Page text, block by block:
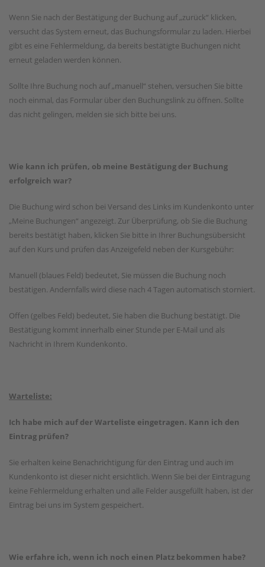
Wenn Sie nach der Bestätigung der Buchung auf „zurück“ klicken,
versucht das System erneut, das Buchungsformular zu laden. Hierbei
gibt es eine Fehlermeldung, da bereits bestätigte Buchungen nicht
erneut geladen werden können.
Sollte Ihre Buchung noch auf „manuell“ stehen, versuchen Sie bitte
noch einmal, das Formular über den Buchungslink zu öffnen. Sollte
das nicht gelingen, melden sie sich bitte bei uns.
Wie kann ich prüfen, ob meine Bestätigung der Buchung
erfolgreich war?
Die Buchung wird schon bei Versand des Links im Kundenkonto unter
„Meine Buchungen“ angezeigt. Zur Überprüfung, ob Sie die Buchung
bereits bestätigt haben, klicken Sie bitte in Ihrer Buchungsübersicht
auf den Kurs und prüfen das Anzeigefeld neben der Kursgebühr:
Manuell (blaues Feld) bedeutet, Sie müssen die Buchung noch
bestätigen. Andernfalls wird diese nach 4 Tagen automatisch storniert.
Offen (gelbes Feld) bedeutet, Sie haben die Buchung bestätigt. Die
Bestätigung kommt innerhalb einer Stunde per E-Mail und als
Nachricht in Ihrem Kundenkonto.
Warteliste:
Ich habe mich auf der Warteliste eingetragen. Kann ich den
Eintrag prüfen?
Sie erhalten keine Benachrichtigung für den Eintrag und auch im
Kundenkonto ist dieser nicht ersichtlich. Wenn Sie bei der Eintragung
keine Fehlermeldung erhalten und alle Felder ausgefüllt haben, ist der
Eintrag bei uns im System gespeichert.
Wie erfahre ich, wenn ich noch einen Platz bekommen habe?